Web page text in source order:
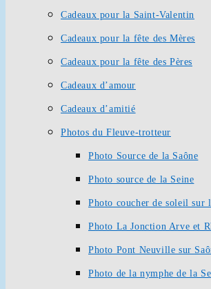
Cadeaux pour la Saint-Valentin
Cadeaux pour la fête des Mères
Cadeaux pour la fête des Pères
Cadeaux d’amour
Cadeaux d’amitié
Photos du Fleuve-trotteur
Photo Source de la Saône
Photo source de la Seine
Photo coucher de soleil sur
Photo La Jonction Arve et
Photo Pont Neuville sur
Photo de la nymphe de la